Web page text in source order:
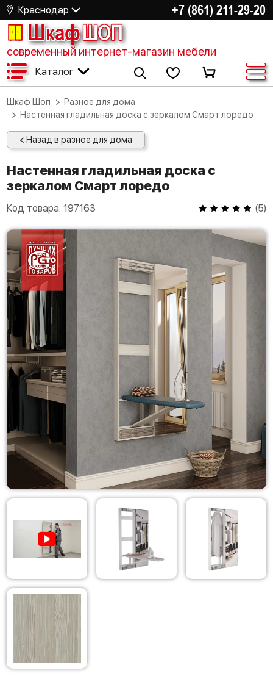
Краснодар +7 (861) 211-29-20
ШкафШОП
современный интернет-магазин мебели
Каталог
Шкаф Шоп
Разное для дома
Настенная гладильная доска с зеркалом Смарт лоредо
< Назад в разное для дома
Настенная гладильная доска с
зеркалом Смарт лоредо
Код товара: 197163 (5)